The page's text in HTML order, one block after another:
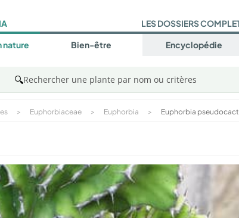
nature
LES DOSSIERS
Bien-être Encyclopédie
🔍Rechercher une plante par nom ou critères
> Euphorbiaceae > Euphorbia > Euphorbia